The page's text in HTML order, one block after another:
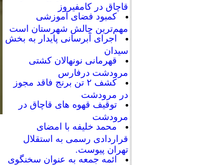
قاچاق در کامفیروز
کمبود فضای آموزشی
مهم‌ترین چالش شهرستان است
اجرای آبرسانی پایدار به بخش
سیدان
قهرمانی نونهالان کشتی
مرودشت درفارس
کشف ۲ تن برنج فاقد مجوز
در مرودشت
توقیف قهوه های قاچاق در
مرودشت
محمد خلیفه با امضای
قراردادی رسمی به استقلال
تهران پیوست.
ائمه جمعه به عنوان سخنگوی